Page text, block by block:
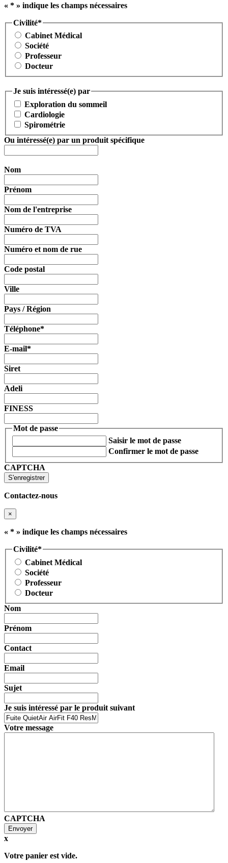
« * » indique les champs nécessaires
Civilité*
Cabinet Médical
Société
Professeur
Docteur
Je suis intéressé(e) par
Exploration du sommeil
Cardiologie
Spirométrie
Ou intéressé(e) par un produit spécifique
Nom
Prénom
Nom de l'entreprise
Numéro de TVA
Numéro et nom de rue
Code postal
Ville
Pays / Région
Téléphone*
E-mail*
Siret
Adeli
FINESS
Mot de passe
Saisir le mot de passe
Confirmer le mot de passe
CAPTCHA
Contactez-nous
×
« * » indique les champs nécessaires
Civilité*
Cabinet Médical
Société
Professeur
Docteur
Nom
Prénom
Contact
Email
Sujet
Je suis intéressé par le produit suivant
Votre message
CAPTCHA
x
Votre panier est vide.